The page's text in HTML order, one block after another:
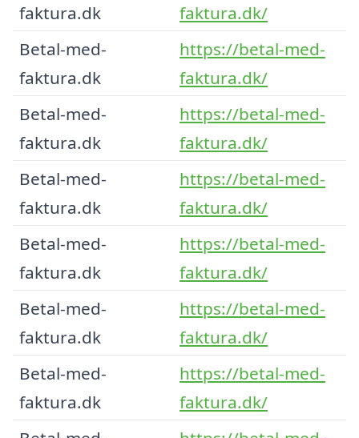
faktura.dk
faktura.dk/
Betal-med-
faktura.dk
https://betal-med-
faktura.dk/
Betal-med-
faktura.dk
https://betal-med-
faktura.dk/
Betal-med-
faktura.dk
https://betal-med-
faktura.dk/
Betal-med-
faktura.dk
https://betal-med-
faktura.dk/
Betal-med-
faktura.dk
https://betal-med-
faktura.dk/
Betal-med-
faktura.dk
https://betal-med-
faktura.dk/